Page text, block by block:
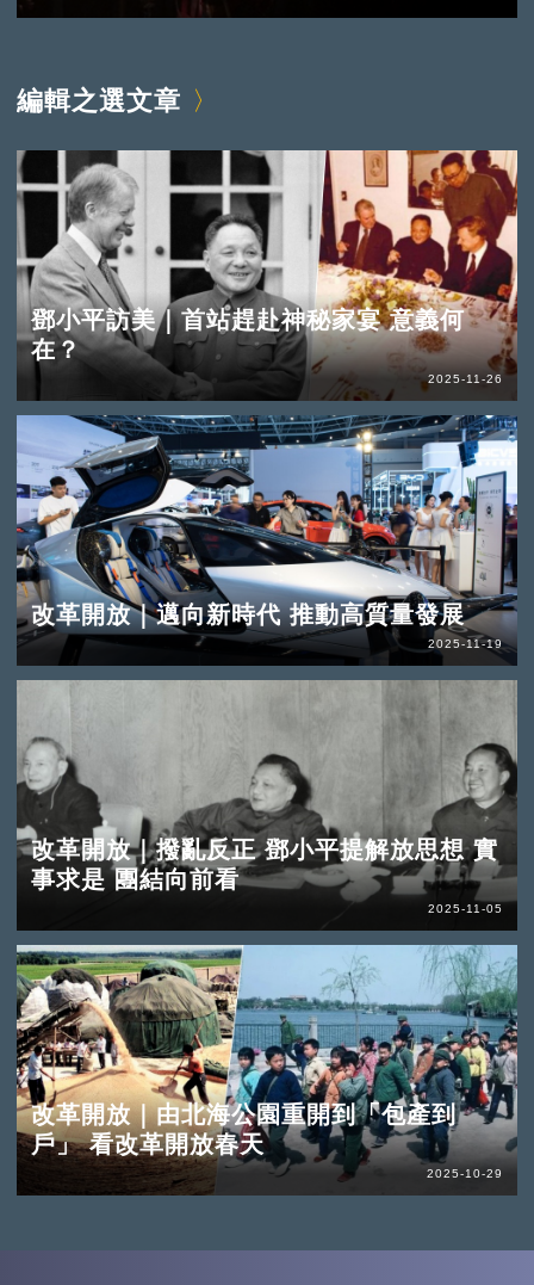
編輯之選文章
鄧小平訪美｜首站趕赴神秘家宴 意義何
在？
2025-11-26
改革開放｜邁向新時代 推動高質量發展
2025-11-19
改革開放｜撥亂反正 鄧小平提解放思想 實
事求是 團結向前看
2025-11-05
改革開放｜由北海公園重開到「包產到
戶」 看改革開放春天
2025-10-29